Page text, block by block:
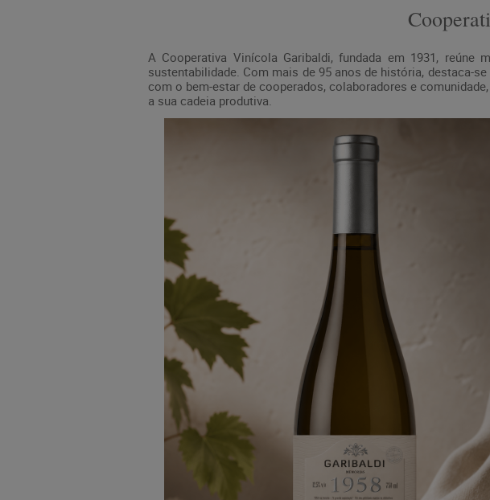
A Cooperativa Vinícola Garibaldi, fundada em 1931, reúne
sustentabilidade. Com mais de 95 anos de história, destaca-
com o bem-estar de cooperados, colaboradores e
a sua cadeia produtiva.